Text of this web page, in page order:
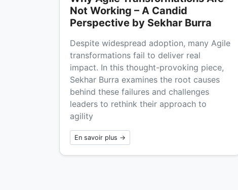
Not Working – A Candid
Perspective by Sekhar Burra
Despite widespread adoption, many Agile
transformations fail to deliver real
impact. In this thought-provoking piece,
Sekhar Burra examines the root causes
behind these failures and challenges
leaders to rethink their approach to
agility
En savoir plus →